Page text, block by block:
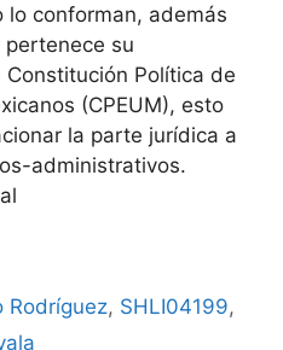
lo conforman, además
su
Política de
(CPEUM), esto
la parte jurídica a
administrativos.
Rodríguez, SHLI04199,